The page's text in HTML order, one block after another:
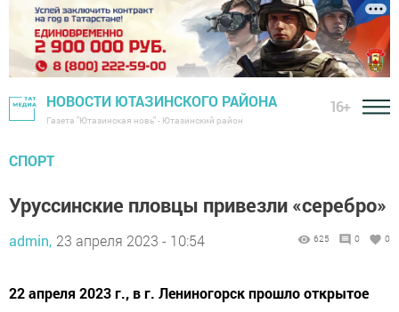
НОВОСТИ ЮТАЗИНСКОГО РАЙОНА
Газета "Ютазинская новь" - Ютазинский район
16+
СПОРТ
Уруссинские пловцы привезли «серебро»
admin, 23 апреля 2023 - 10:54 625 0 0
22 апреля 2023 г., в г. Лениногорск прошло открытое